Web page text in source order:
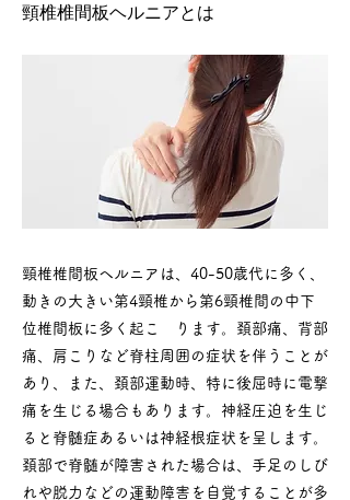
頸椎椎間板ヘルニアとは
頸椎椎間板ヘルニアは、40-50歳代に多く、
動きの大きい第4頸椎から第6頸椎間の中下
位椎間板に多く起こ ります。頚部痛、背部
痛、肩こりなど脊柱周囲の症状を伴うことが
あり、また、頚部運動時、特に後屈時に電撃
痛を生じる場合もあります。神経圧迫を生じ
ると脊髄症あるいは神経根症状を呈します。
頚部で脊髄が障害された場合は、手足のしび
れや脱力などの運動障害を自覚することが多